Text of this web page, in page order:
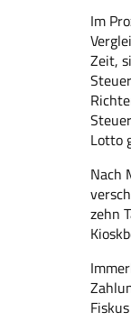
Im
Zeit,
Lotto
Nach
zehn